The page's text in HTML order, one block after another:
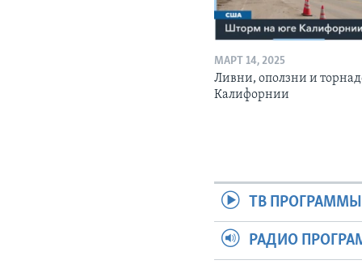
МАРТ 14, 2025
Ливни, оползни и
Калифорнии
ТВ ПРОГРАММЫ
РАДИО